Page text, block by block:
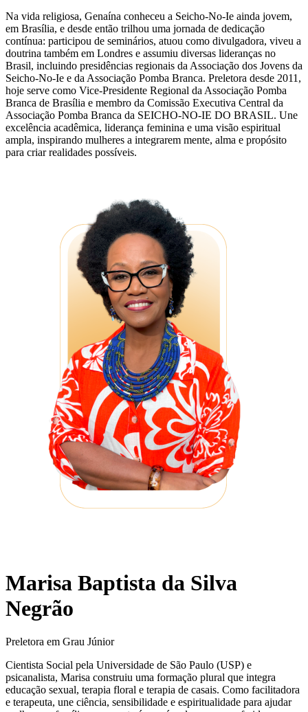
Na vida religiosa, Genaína conheceu a Seicho-No-Ie ainda jovem,
em Brasília, e desde então trilhou uma jornada de dedicação
contínua: participou de seminários, atuou como divulgadora, viveu a
doutrina também em Londres e assumiu diversas lideranças no
Brasil, incluindo presidências regionais da Associação dos Jovens da
Seicho-No-Ie e da Associação Pomba Branca. Preletora desde 2011,
hoje serve como Vice-Presidente Regional da Associação Pomba
Branca de Brasília e membro da Comissão Executiva Central da
Associação Pomba Branca da SEICHO-NO-IE DO BRASIL. Une
excelência acadêmica, liderança feminina e uma visão espiritual
ampla, inspirando mulheres a integrarem mente, alma e propósito
para criar realidades possíveis.
Marisa Baptista da Silva
Negrão
Preletora em Grau Júnior
Cientista Social pela Universidade de São Paulo (USP) e
psicanalista, Marisa construiu uma formação plural que integra
educação sexual, terapia floral e terapia de casais. Como facilitadora
e terapeuta, une ciência, sensibilidade e espiritualidade para ajudar